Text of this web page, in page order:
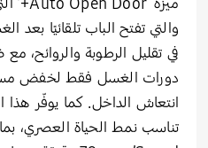
والتي تفتح الباب تلقائيًا بعد
في تقليل الرطوبة والروائح،
دورات الغسل فقط لخفض
انتعاش الداخل. كما يوفّر
تناسب نمط الحياة العصري،